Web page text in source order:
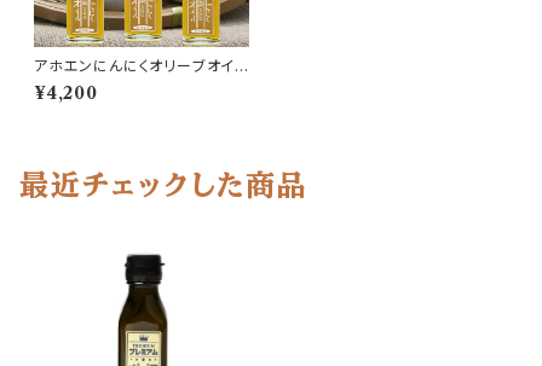
アホエンにんにくオリーブオイ
ル 3本セット
¥4,200
最近チェックした商品